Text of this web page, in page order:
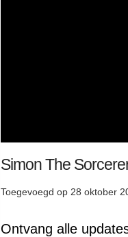
Simon The
Toegevoegd op 28 oktober
Ontvang alle